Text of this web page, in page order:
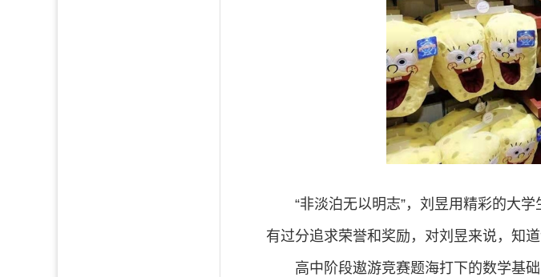
“非淡泊无以明志”，刘昱用精彩的大
有过分追求荣誉和奖励，对刘昱来说，知
高中阶段遨游竞赛题海打下的数学基